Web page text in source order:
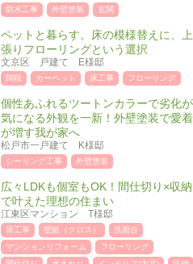
防水工事 外壁塗装 玄関
ペットと暮らす。床の模様替えに、上
張りフローリングという選択
文京区 戸建て E様邸
階段 カーペット 床工事 フローリング
個性あふれるツートンカラーで劣化が
気になる外観を一新！外壁塗装で愛着
が増す我が家へ
松戸市一戸建て K様邸
シーリング工事 外壁塗装
広々LDKも個室もOK！間仕切り×収納
で叶えた理想の住まい
江東区マンション T様邸
床工事 壁紙（クロス）
洗面台
マンションリフォーム
フローリング